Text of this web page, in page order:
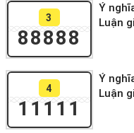
3
88888
Ý
Luận
4
11111
Ý
Luận